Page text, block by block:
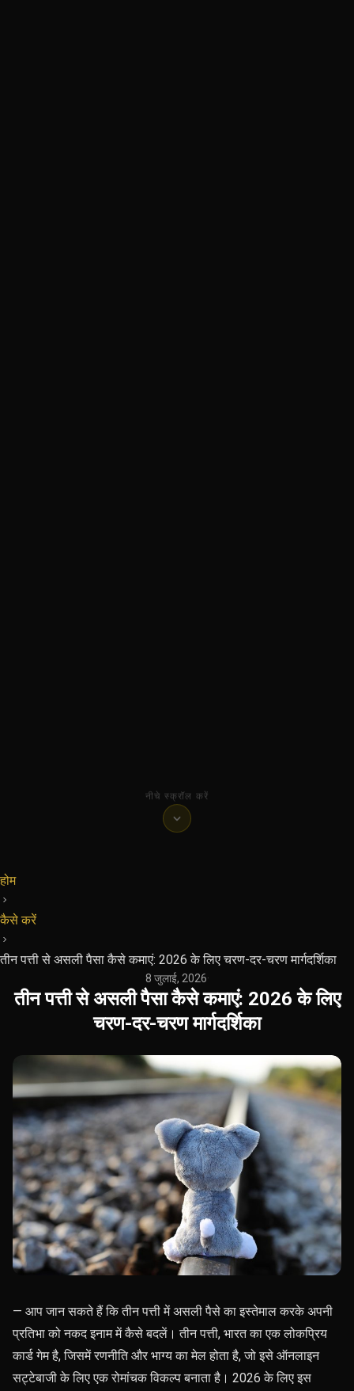
नीचे स्क्रॉल करें
होम
कैसे करें
तीन पत्ती से असली पैसा कैसे कमाएं: 2026 के लिए चरण-दर-चरण मार्गदर्शिका
8 जुलाई, 2026·
तीन पत्ती से असली पैसा कैसे कमाएं: 2026 के लिए
चरण-दर-चरण मार्गदर्शिका
— आप जान सकते हैं कि तीन पत्ती में असली पैसे का इस्तेमाल करके अपनी
प्रतिभा को नकद इनाम में कैसे बदलें। तीन पत्ती, भारत का एक लोकप्रिय
कार्ड गेम है, जिसमें रणनीति और भाग्य का मेल होता है, जो इसे ऑनलाइन
सट्टेबाजी के लिए एक रोमांचक विकल्प बनाता है। 2026 के लिए इस